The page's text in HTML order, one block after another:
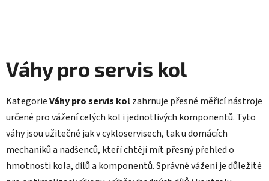
c
p
r
v
k
y
v
ý
Váhy pro servis kol
KategorieVáhy pro servis kolzahrnuje přesné měřicí nástroje
určené pro vážení celých kol i jednotlivých komponentů. Tyto
váhy jsou užitečné jak v cykloservisech, tak u domácích
mechaniků a nadšenců, kteří chtějí mít přesný přehled o
hmotnosti kola, dílů a komponentů. Správné vážení je důležité